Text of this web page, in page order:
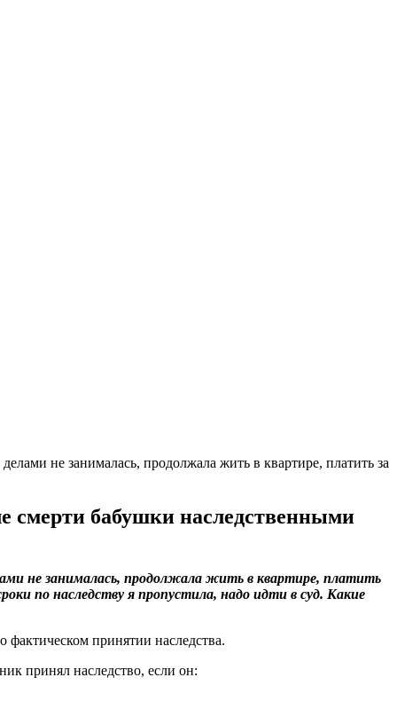
не занималась, продолжала жить в квартире, платить за
смерти бабушки наследственными
не занималась, продолжала жить в квартире, платить
по наследству я пропустила, надо идти в суд. Какие
принятии наследства.
принял наследство, если он: